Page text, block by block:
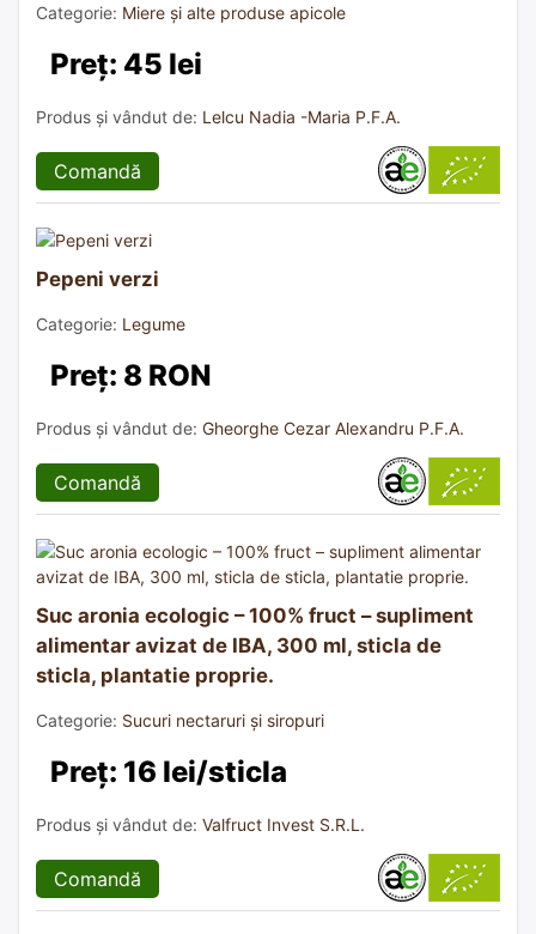
Categorie: Miere și alte produse apicole
Preț: 45 lei
Produs și vândut de: Lelcu Nadia -Maria P.F.A.
Comandă
Pepeni verzi
Categorie: Legume
Preț: 8 RON
Produs și vândut de: Gheorghe Cezar Alexandru P.F.A.
Comandă
Suc aronia ecologic – 100% fruct – supliment
alimentar avizat de IBA, 300 ml, sticla de
sticla, plantatie proprie.
Categorie: Sucuri nectaruri și siropuri
Preț: 16 lei/sticla
Produs și vândut de: Valfruct Invest S.R.L.
Comandă